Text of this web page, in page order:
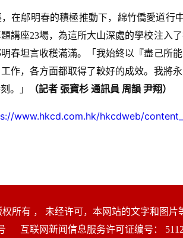
在鄔明春的積極推動下，綿竹僑愛道行
講座23場，為這所大山深處的學校注入
春坦言收穫滿滿。「我始終以『盡己所
作，各方面都取得了較好的成效。我將
。」
（記者 張寶杉 通訊員 周韻 尹翔）
www.hkcd.com.hk/hkcdweb/
所有 ， 未经许可，本网站的文字和图片
号 互联网新闻信息服务许可证编号：